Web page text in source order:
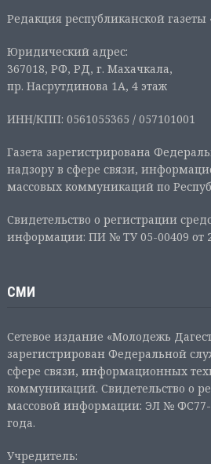
Редакция республиканской
Юридический адрес:
367018, РФ, РД, г. Махачкала,
пр. Насрутдинова 1А, 4 этаж
ИНН/КПП: 0561055365 / 057101001
Газета зарегистрирована
надзору в сфере связи,
массовых коммуникаций по
Свидетельство о регистрации
информации: ПИ № ТУ 05-00409 от
СМИ
Сетевое издание «Молодежь
зарегистрирован Федеральной
сфере связи, информационных
коммуникаций. Свидетельство о
массовой информации: ЭЛ № ФС77-
года.
Учредитель: